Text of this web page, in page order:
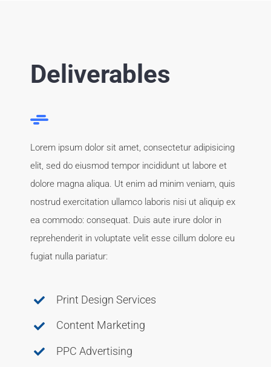
Deliverables
Lorem ipsum dolor sit amet, consectetur adipisicing
elit, sed do eiusmod tempor incididunt ut labore et
dolore magna aliqua. Ut enim ad minim veniam, quis
nostrud exercitation ullamco laboris nisi ut aliquip ex
ea commodo: consequat. Duis aute irure dolor in
reprehenderit in voluptate velit esse cillum dolore eu
fugiat nulla pariatur:
Print Design Services
Content Marketing
PPC Advertising